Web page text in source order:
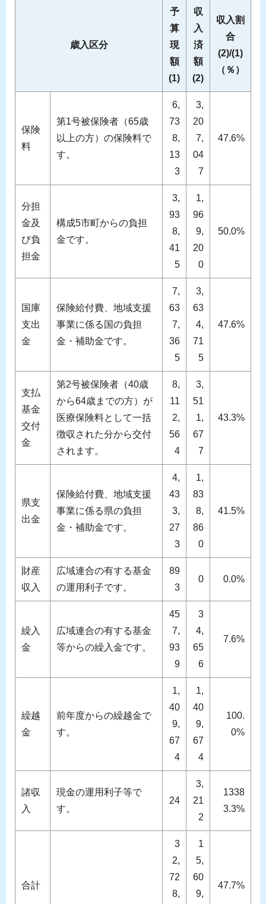
歳入区分
予
算
現
額
(1)
収
入
済
額
(2)
収入割
合
(2)/(1)
（％）
保険
料
第1号被保険者（65歳
以上の方）の保険料で
す。
6,
73
8,
13
3
3,
20
7,
04
7
47.6%
分担
金及
び負
担金
構成5市町からの負担
金です。
3,
93
8,
41
5
1,
96
9,
20
0
50.0%
国庫
支出
金
保険給付費、地域支援
事業に係る国の負担
金・補助金です。
7,
63
7,
36
5
3,
63
4,
71
5
47.6%
支払
基金
交付
金
第2号被保険者（40歳
から64歳までの方）が
医療保険料として一括
徴収された分から交付
されます。
8,
11
2,
56
4
3,
51
1,
67
7
43.3%
県支
出金
保険給付費、地域支援
事業に係る県の負担
金・補助金です。
4,
43
3,
27
3
1,
83
8,
86
0
41.5%
財産
収入
広域連合の有する基金
の運用利子です。
89
3
0 0.0%
繰入
金
広域連合の有する基金
等からの繰入金です。
45
7,
93
9
3
4,
65
6
7.6%
繰越
金
前年度からの繰越金で
す。
1,
40
9,
67
4
1,
40
9,
67
4
100.
0%
諸収
入
現金の運用利子等で
す。
24
3,
21
2
1338
3.3%
合計
3
2,
72
8,
1
5,
60
9,
47.7%